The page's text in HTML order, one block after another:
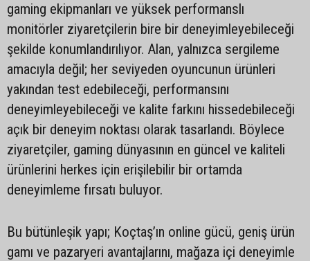
gaming ekipmanları ve yüksek performanslı
monitörler ziyaretçilerin bire bir deneyimleyebileceği
şekilde konumlandırılıyor. Alan, yalnızca sergileme
amacıyla değil; her seviyeden oyuncunun ürünleri
yakından test edebileceği, performansını
deneyimleyebileceği ve kalite farkını hissedebileceği
açık bir deneyim noktası olarak tasarlandı. Böylece
ziyaretçiler, gaming dünyasının en güncel ve kaliteli
ürünlerini herkes için erişilebilir bir ortamda
deneyimleme fırsatı buluyor.
Bu bütünleşik yapı; Koçtaş’ın online gücü, geniş ürün
gamı ve pazaryeri avantajlarını, mağaza içi deneyimle